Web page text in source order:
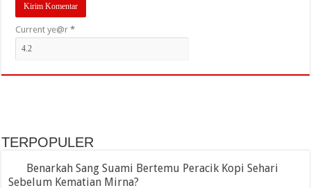
Current ye@r*
TERPOPULER
Benarkah Sang Suami Bertemu Peracik Kopi Sehari
Sebelum Kematian Mirna?